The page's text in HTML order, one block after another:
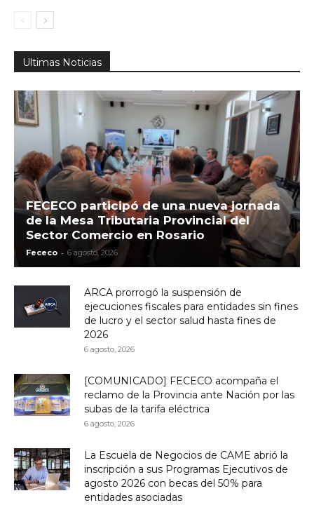
Ultimas Noticias
FECECO participó de una nueva jornada
de la Mesa Tributaria Provincial del
Sector Comercio en Rosario
Fececo - 6 agosto, 2026
ARCA prorrogó la suspensión de
ejecuciones fiscales para entidades sin fines
de lucro y el sector salud hasta fines de
2026
6 agosto, 2026
[COMUNICADO] FECECO acompaña el
reclamo de la Provincia ante Nación por las
subas de la tarifa eléctrica
6 agosto, 2026
La Escuela de Negocios de CAME abrió la
inscripción a sus Programas Ejecutivos de
agosto 2026 con becas del 50% para
entidades asociadas